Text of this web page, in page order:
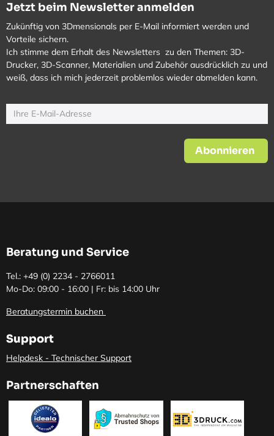
Jetzt beim Newsletter anmelden
Zukünftig von 3Dmensionals per E-Mail informiert werden und
Vorteile sichern.
Ich stimme dem Erhalt des Newsletters zu den Themen: 3D-
Drucker, 3D-Scanner, Materialien und Zubehör ausdrücklich zu und
weiß, dass ich mich jederzeit problemlos wieder abmelden kann.
Abonnieren
Beratung und Service
Tel.: +49 (0) 2234 - 2766011
Mo-Do: 09:00 - 16:00 | Fr: bis 14:00 Uhr
Beratungstermin buchen
Support
Helpdesk - Technischer Support
Partnerschaften